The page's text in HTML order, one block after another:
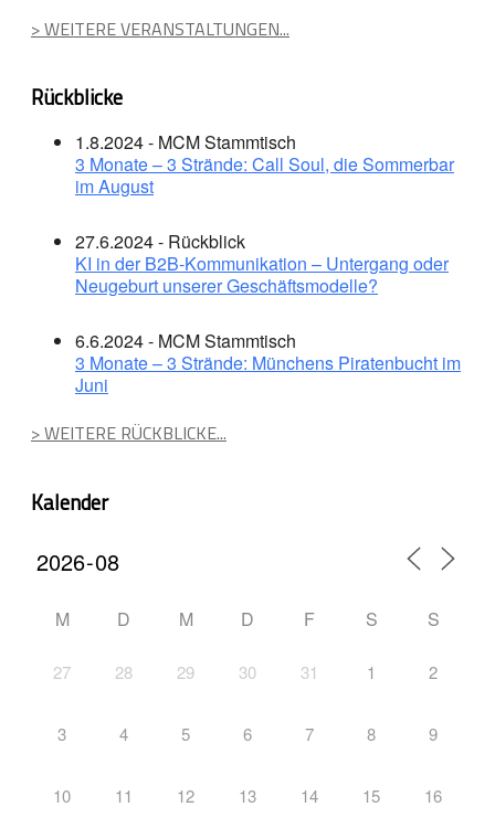
> WEITERE VERANSTALTUNGEN...
Rückblicke
1.8.2024 - MCM Stammtisch
3 Monate – 3 Strände: Call Soul, die Sommerbar
im August
27.6.2024 - Rückblick
KI in der B2B-Kommunikation – Untergang oder
Neugeburt unserer Geschäftsmodelle?
6.6.2024 - MCM Stammtisch
3 Monate – 3 Strände: Münchens Piratenbucht im
Juni
> WEITERE RÜCKBLICKE...
Kalender
M D M D F S S
27 28 29 30 31 1 2
3 4 5 6 7 8 9
10 11 12 13 14 15 16